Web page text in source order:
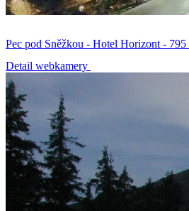
Pec pod Sněžkou - Hotel Horizont - 795
Detail webkamery